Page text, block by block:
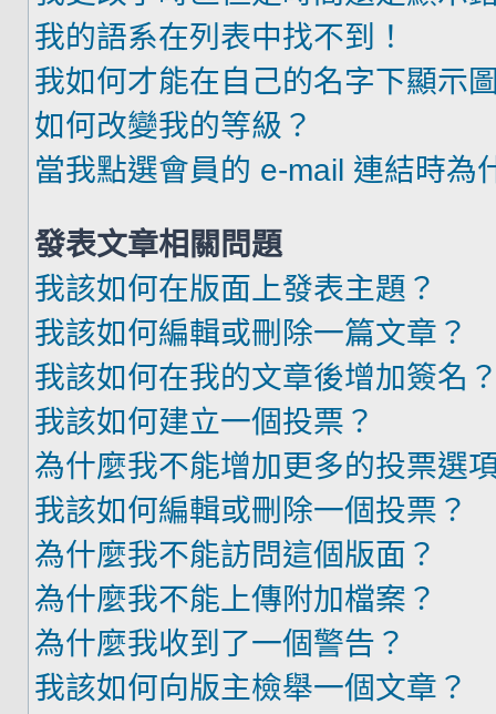
我的語系在列表中找不到！
我如何才能在自己的名字下顯示
如何改變我的等級？
當我點選會員的 e-mail 連結時為
發表文章相關問題
我該如何在版面上發表主題？
我該如何編輯或刪除一篇文章？
我該如何在我的文章後增加簽名
我該如何建立一個投票？
為什麼我不能增加更多的投票選
我該如何編輯或刪除一個投票？
為什麼我不能訪問這個版面？
為什麼我不能上傳附加檔案？
為什麼我收到了一個警告？
我該如何向版主檢舉一個文章？